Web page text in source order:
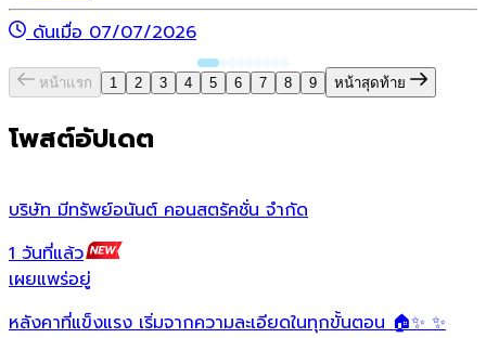
ดันเมื่อ 07/07/2026
หน้าแรก 1 2 3 4 5 6 7 8 9 หน้าสุดท้าย
โพสต์อัปเดต
บริษัท มีทรัพย์อนันต์ คอนสตรัคชั่น จํากัด
1 วันที่แล้ว
เผยแพร่อยู่
หลังคาที่แข็งแรง เริ่มจากความละเอียดในทุกขั้นตอน 🏠✨ ✨